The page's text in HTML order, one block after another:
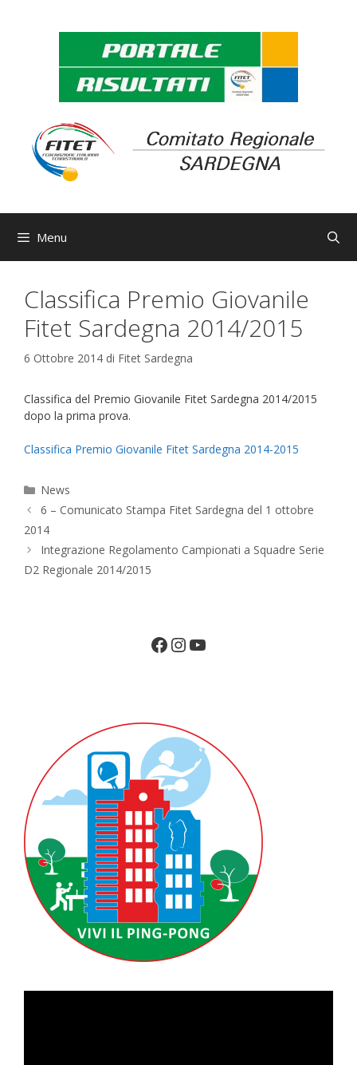
Menu
Classifica Premio Giovanile
Fitet Sardegna 2014/2015
6 Ottobre 2014 di Fitet Sardegna
Classifica del Premio Giovanile Fitet Sardegna 2014/2015
dopo la prima prova.
Classifica Premio Giovanile Fitet Sardegna 2014-2015
Categorie
News
6 – Comunicato Stampa Fitet Sardegna del 1 ottobre
2014
Integrazione Regolamento Campionati a Squadre Serie
D2 Regionale 2014/2015
Facebook
Instagram
YouTube